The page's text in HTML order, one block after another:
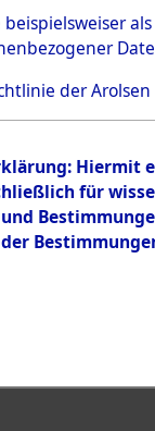
Kommentar
Daten über
und
beispielsweiser
der Arolsen
Hiermit
für